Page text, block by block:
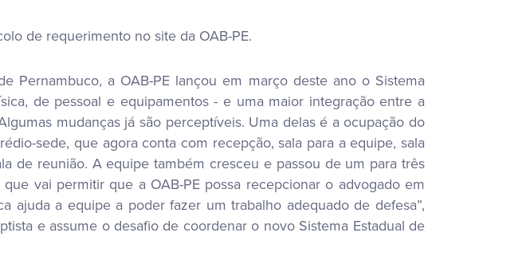
de requerimento no site da OAB-PE.
Pernambuco, a OAB-PE lançou em março deste ano o Sistema
de pessoal e equipamentos - e uma maior integração entre a
mudanças já são perceptíveis. Uma delas é a ocupação do
sede, que agora conta com recepção, sala para a equipe, sala
de reunião. A equipe também cresceu e passou de um para três
vai permitir que a OAB-PE possa recepcionar o advogado em
a equipe a poder fazer um trabalho adequado de defesa”,
e assume o desafio de coordenar o novo Sistema Estadual de